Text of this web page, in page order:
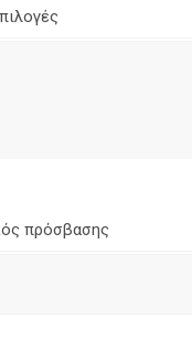
πρόσβασης